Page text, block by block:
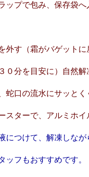
ップで包み、保存袋へ
外す（霜がバゲットに
０分を目安に）自然解
蛇口の流水にサッとく
スターで、アルミホ
つけて、解凍しなが
フもおすすめです。